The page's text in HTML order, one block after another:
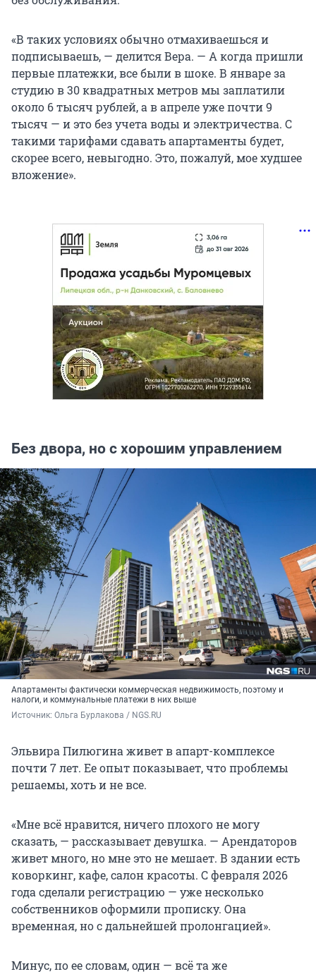
«В таких условиях обычно отмахиваешься и
подписываешь, — делится Вера. — А когда пришли
первые платежки, все были в шоке. В январе за
студию в 30 квадратных метров мы заплатили
около 6 тысяч рублей, а в апреле уже почти 9
тысяч — и это без учета воды и электричества. С
такими тарифами сдавать апартаменты будет,
скорее всего, невыгодно. Это, пожалуй, мое худшее
вложение».
Без двора, но с хорошим управлением
Апартаменты фактически коммерческая недвижимость, поэтому и
налоги, и коммунальные платежи в них выше
Источник: Ольга Бурлакова / NGS.RU
Эльвира Пилюгина живет в апарт-комплексе
почти 7 лет. Ее опыт показывает, что проблемы
решаемы, хоть и не все.
«Мне всё нравится, ничего плохого не могу
сказать, — рассказывает девушка. — Арендаторов
живет много, но мне это не мешает. В здании есть
коворкинг, кафе, салон красоты. С февраля 2026
года сделали регистрацию — уже несколько
собственников оформили прописку. Она
временная, но с дальнейшей пролонгацией».
Минус, по ее словам, один — всё та же